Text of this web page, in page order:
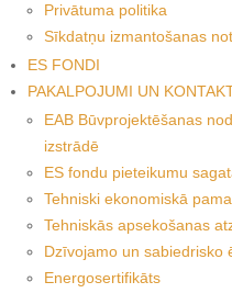
Privātuma politika
Sīkdatņu izmantošanas
ES FONDI
PAKALPOJUMI UN
EAB Būvprojektēšanas
izstrādē
ES fondu pieteikumu
Tehniski ekonomiskā
Tehniskās apsekošanas
Dzīvojamo un sabiedrisko
Energosertifikāts